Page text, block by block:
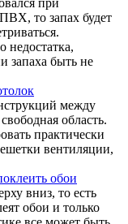
то запах будет
недостатка,
запаха быть не
между
область.
практически
вентиляции,
обои
вниз, то есть
обои и только